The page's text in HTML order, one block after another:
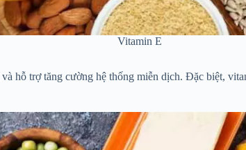
Vitamin E
và hỗ trợ tăng cường hệ thống miễn dịch. Đặc biệt,